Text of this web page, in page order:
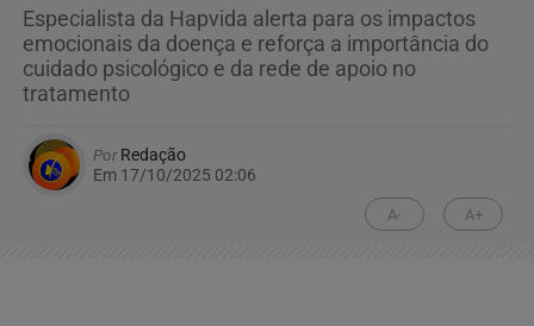
Especialista da Hapvida alerta para os impactos
emocionais da doença e reforça a importância do
cuidado psicológico e da rede de apoio no
tratamento
PorRedação
Em 17/10/2025 02:06
A- A+